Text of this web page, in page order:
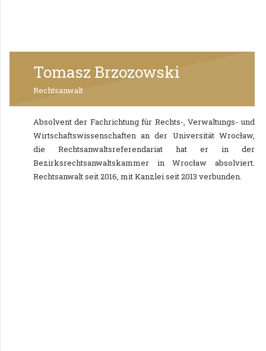
Tomasz Brzozowski
Rechtsanwalt
Absolvent der Fachrichtung für Rechts-, Verwaltungs- und
Wirtschaftswissenschaften an der Universität Wrocław,
die Rechtsanwaltsreferendariat hat er in der
Bezirksrechtsanwaltskammer in Wrocław absolviert.
Rechtsanwalt seit 2016, mit Kanzlei seit 2013 verbunden.